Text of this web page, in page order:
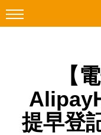
科技焦點
網絡生活
【
提早登